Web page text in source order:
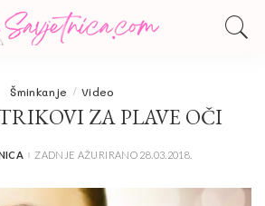
Šminkanje Video
ZA PLAVE OČI
ZADNJE AŽURIRANO 28.03.2018.